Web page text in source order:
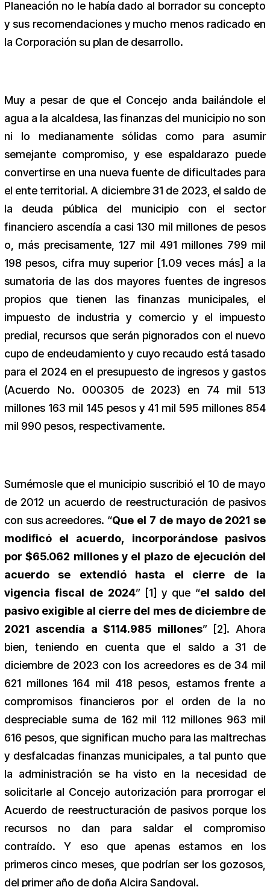
Planeación no le había dado al borrador su concepto
y sus recomendaciones y mucho menos radicado en
la Corporación su plan de desarrollo.
Muy a pesar de que el Concejo anda bailándole el
agua a la alcaldesa, las finanzas del municipio no son
ni lo medianamente sólidas como para asumir
semejante compromiso, y ese espaldarazo puede
convertirse en una nueva fuente de dificultades para
el ente territorial. A diciembre 31 de 2023, el saldo de
la deuda pública del municipio con el sector
financiero ascendía a casi 130 mil millones de pesos
o, más precisamente, 127 mil 491 millones 799 mil
198 pesos, cifra muy superior [1.09 veces más] a la
sumatoria de las dos mayores fuentes de ingresos
propios que tienen las finanzas municipales, el
impuesto de industria y comercio y el impuesto
predial, recursos que serán pignorados con el nuevo
cupo de endeudamiento y cuyo recaudo está tasado
para el 2024 en el presupuesto de ingresos y gastos
(Acuerdo No. 000305 de 2023) en 74 mil 513
millones 163 mil 145 pesos y 41 mil 595 millones 854
mil 990 pesos, respectivamente.
Sumémosle que el municipio suscribió el 10 de mayo
de 2012 un acuerdo de reestructuración de pasivos
con sus acreedores. “Que el 7 de mayo de 2021 se
modificó el acuerdo, incorporándose pasivos
por $65.062 millones y el plazo de ejecución del
acuerdo se extendió hasta el cierre de la
vigencia fiscal de 2024” [1] y que “el saldo del
pasivo exigible al cierre del mes de diciembre de
2021 ascendía a $114.985 millones” [2]. Ahora
bien, teniendo en cuenta que el saldo a 31 de
diciembre de 2023 con los acreedores es de 34 mil
621 millones 164 mil 418 pesos, estamos frente a
compromisos financieros por el orden de la no
despreciable suma de 162 mil 112 millones 963 mil
616 pesos, que significan mucho para las maltrechas
y desfalcadas finanzas municipales, a tal punto que
la administración se ha visto en la necesidad de
solicitarle al Concejo autorización para prorrogar el
Acuerdo de reestructuración de pasivos porque los
recursos no dan para saldar el compromiso
contraído. Y eso que apenas estamos en los
primeros cinco meses, que podrían ser los gozosos,
del primer año de doña Alcira Sandoval.